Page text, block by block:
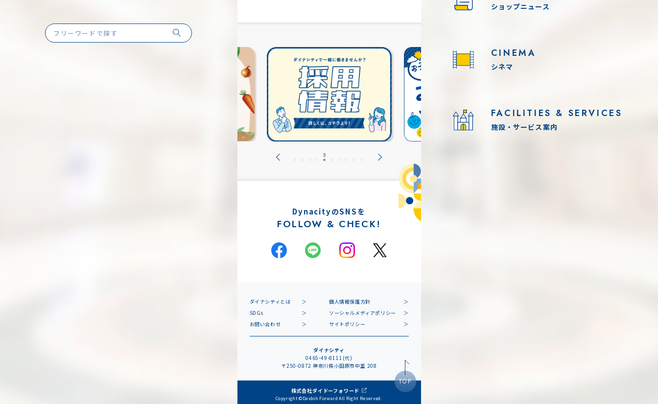
DynacityのSNSを
FOLLOW & CHECK!
ダイナシティとは
個人情報保護方針
SDGs
ソーシャルメディアポリシー
お問い合わせ
サイトポリシー
ダイナシティ
0465-49-8111(代)
〒250-0872 神奈川県小田原市中里 208
TOP
株式会社ダイドーフォワード
Copyright ©Daidoh Forward All Right Reserved.
ショップニュース
CINEMA
シネマ
FACILITIES & SERVICES
施設・サービス案内